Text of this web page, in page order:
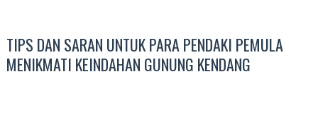
TIPS DAN SARAN UNTUK PARA PENDAKI PEMULA
MENIKMATI KEINDAHAN GUNUNG KENDANG